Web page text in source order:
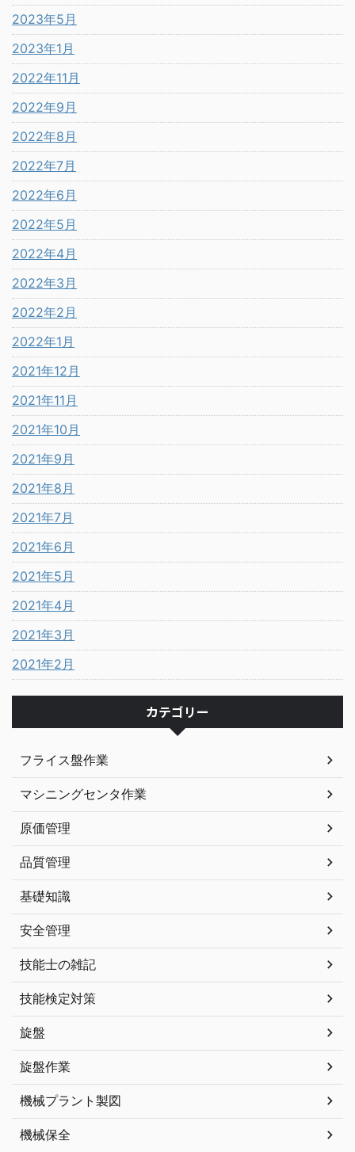
2023年5月
2023年1月
2022年11月
2022年9月
2022年8月
2022年7月
2022年6月
2022年5月
2022年4月
2022年3月
2022年2月
2022年1月
2021年12月
2021年11月
2021年10月
2021年9月
2021年8月
2021年7月
2021年6月
2021年5月
2021年4月
2021年3月
2021年2月
カテゴリー
フライス盤作業
マシニングセンタ作業
原価管理
品質管理
基礎知識
安全管理
技能士の雑記
技能検定対策
旋盤
旋盤作業
機械プラント製図
機械保全